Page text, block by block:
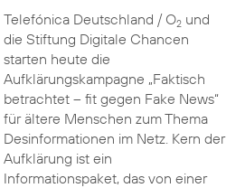
Telefónica Deutschland / O2und
die Stiftung Digitale Chancen
starten heute die
Aufklärungskampagne „Faktisch
betrachtet – fit gegen Fake News“
für ältere Menschen zum Thema
Desinformationen im Netz. Kern der
Aufklärung ist ein
Informationspaket, das von einer